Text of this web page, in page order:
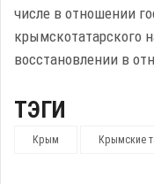
числе в отношении
крымскотатарского
восстановлении в
ТЭГИ
Крым Крымские